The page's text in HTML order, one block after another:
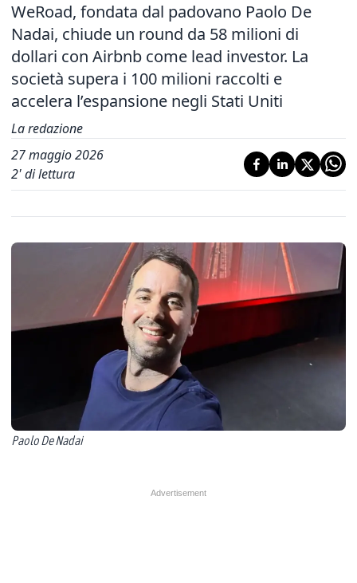
WeRoad, fondata dal padovano Paolo De
Nadai, chiude un round da 58 milioni di
dollari con Airbnb come lead investor. La
società supera i 100 milioni raccolti e
accelera l’espansione negli Stati Uniti
La redazione
27 maggio 2026
2' di lettura
Paolo De Nadai